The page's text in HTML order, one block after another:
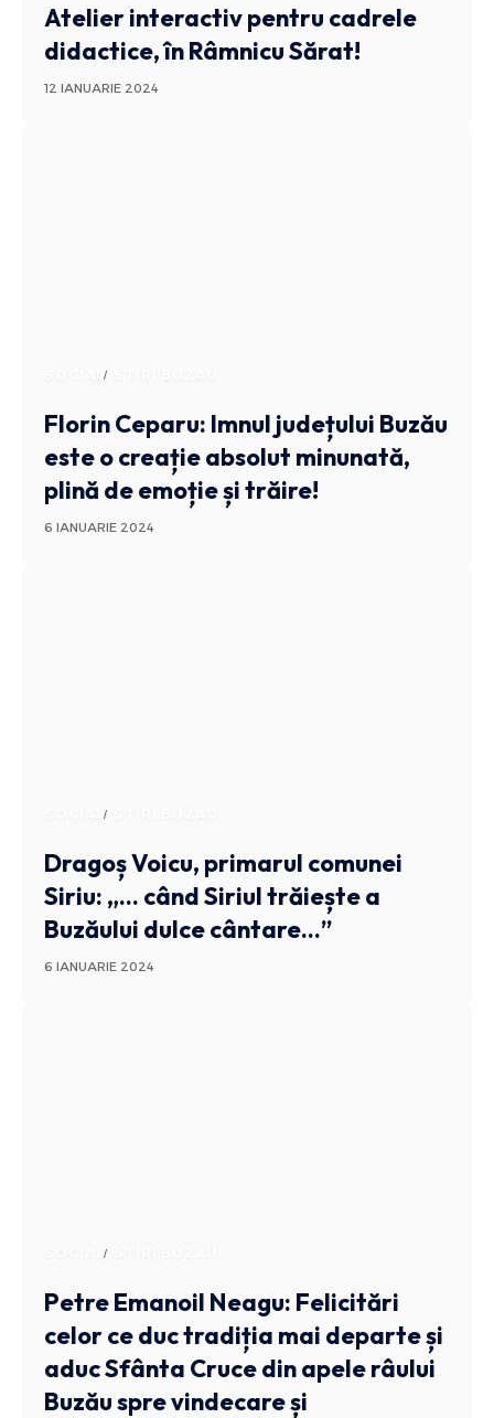
Atelier interactiv pentru cadrele
didactice, în Râmnicu Sărat!
12 IANUARIE 2024
SOCIAL
Florin Ceparu: Imnul județului Buzău
este o creație absolut minunată,
plină de emoție și trăire!
6 IANUARIE 2024
SOCIAL
Dragoș Voicu, primarul comunei
Siriu: „… când Siriul trăiește a
Buzăului dulce cântare…”
6 IANUARIE 2024
SOCIAL
Petre Emanoil Neagu: Felicitări
celor ce duc tradiția mai departe și
aduc Sfânta Cruce din apele râului
Buzău spre vindecare și